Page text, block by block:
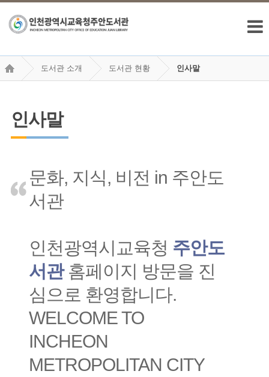
도서관 소개 도서관 현황 인사말
인사말
문화, 지식, 비전 in 주안도
서관
인천광역시교육청 주안도
서관홈페이지 방문을 진
심으로 환영합니다.
WELCOME TO
INCHEON
METROPOLITAN CITY